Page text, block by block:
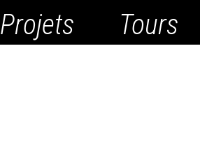
Projets Tours